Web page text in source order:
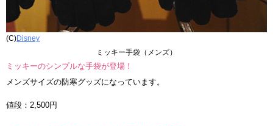
(C)Disney
ミッキー手袋（メンズ）
ミッキーのシンプルな手袋が登場！
メンズサイズの防寒グッズになっています。
値段：2,500円